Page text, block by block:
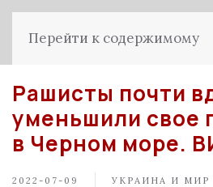
Перейти к содержимому
Рашисты почти
уменьшили свое
в Черном море.
2022-07-09 УКРАИНА И МИР